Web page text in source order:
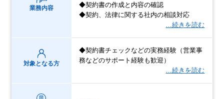
業務内容
◆契約書の作成と内容の確認
◆契約、法律に関する社内の相談対応
…続きを読む
対象となる方
◆契約書チェックなどの実務経験（営業事
務などのサポート経験も歓迎）
…続きを読む